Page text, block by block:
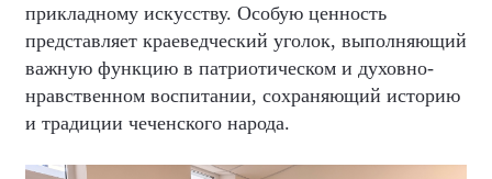
прикладному искусству. Особую ценность
представляет краеведческий уголок, выполняющий
важную функцию в патриотическом и духовно-
нравственном воспитании, сохраняющий историю
и традиции чеченского народа.